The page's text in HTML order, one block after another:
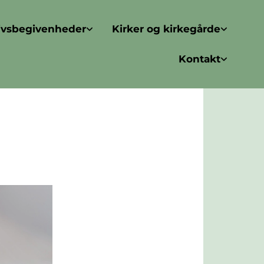
Kirker og kirkegårde
Kontakt